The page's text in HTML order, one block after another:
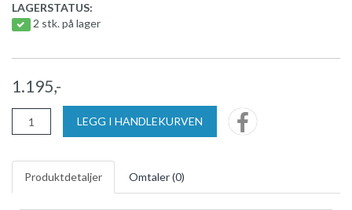
LAGERSTATUS:
2 stk. på lager
1.195,-
LEGG I HANDLEKURVEN
Produktdetaljer Omtaler (0)